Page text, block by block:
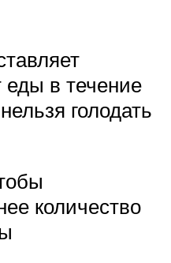
еды в течение
голодать
количество